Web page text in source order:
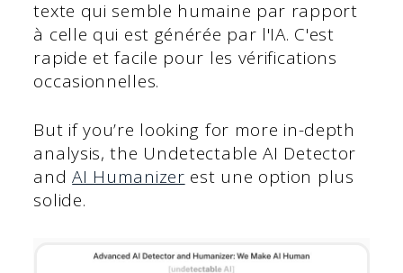
texte qui semble humaine par rapport
à celle qui est générée par l'IA. C'est
rapide et facile pour les vérifications
occasionnelles.
But if you’re looking for more in-depth
analysis, the Undetectable AI Detector
andAI Humanizer est une option plus
solide.